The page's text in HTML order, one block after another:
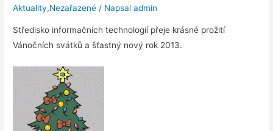
Aktuality,Nezařazené / Napsaladmin
Středisko informačních technologií přeje krásné prožití
Vánočních svátků a šťastný nový rok 2013.